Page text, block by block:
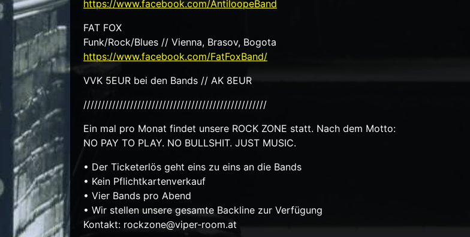
https://www.facebook.com/AntiloopeBand
FAT FOX
Funk/Rock/Blues // Vienna, Brasov, Bogota
https://www.facebook.com/FatFoxBand/
VVK 5EUR bei den Bands // AK 8EUR
///////////////////////////////////////////////////
Ein mal pro Monat findet unsere ROCK ZONE statt. Nach dem Motto:
NO PAY TO PLAY. NO BULLSHIT. JUST MUSIC.
• Der Ticketerlös geht eins zu eins an die Bands
• Kein Pflichtkartenverkauf
• Vier Bands pro Abend
• Wir stellen unsere gesamte Backline zur Verfügung
Kontakt: rockzone@viper-room.at